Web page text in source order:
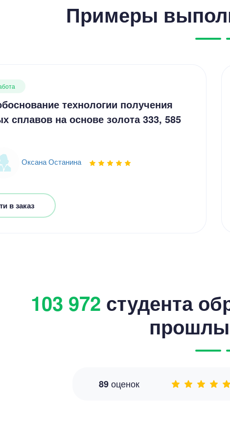
Примеры
технологии получения
сплавов на основе золота 333, 585
Оксана Останина
в заказ
103 972 студента
89оценок